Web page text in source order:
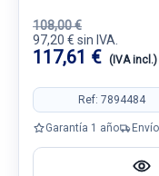
108,00 €
97,20 € sin IVA.
117,61 € (IVA incl.)
Ref: 7894484
Garantía 1 año